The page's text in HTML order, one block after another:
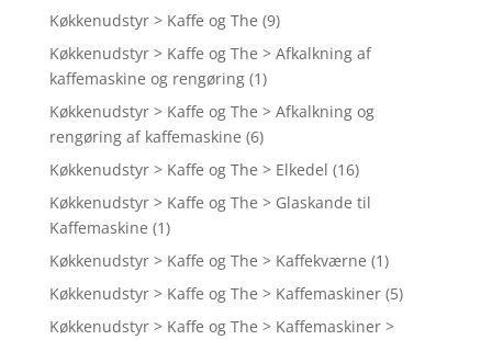
Køkkenudstyr > Kaffe og The (9)
Køkkenudstyr > Kaffe og The > Afkalkning af
kaffemaskine og rengøring (1)
Køkkenudstyr > Kaffe og The > Afkalkning og
rengøring af kaffemaskine (6)
Køkkenudstyr > Kaffe og The > Elkedel (16)
Køkkenudstyr > Kaffe og The > Glaskande til
Kaffemaskine (1)
Køkkenudstyr > Kaffe og The > Kaffekværne (1)
Køkkenudstyr > Kaffe og The > Kaffemaskiner (5)
Køkkenudstyr > Kaffe og The > Kaffemaskiner >